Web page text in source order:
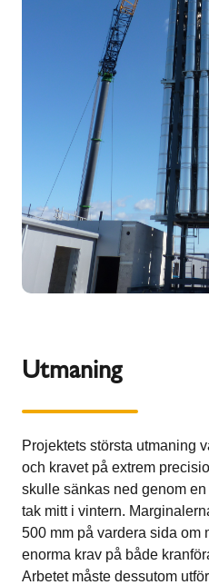
Utmaning
Projektets största utmaning
och kravet på extrem
skulle sänkas ned genom
tak mitt i vintern.
500 mm på vardera sida om
enorma krav på både
Arbetet måste dessutom